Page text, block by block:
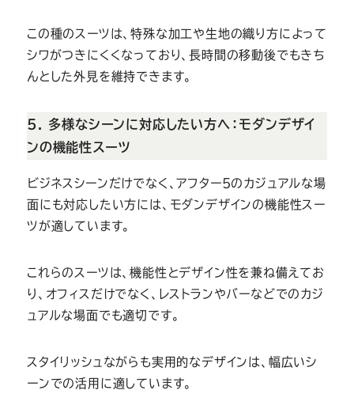
この種のスーツは、特殊な加工や生地の織り方によって
シワがつきにくくなっており、長時間の移動後でもきち
んとした外見を維持できます。
5. 多様なシーンに対応したい方へ：モダンデザイ
ンの機能性スーツ
ビジネスシーンだけでなく、アフター5のカジュアルな場
面にも対応したい方には、モダンデザインの機能性スー
ツが適しています。
これらのスーツは、機能性とデザイン性を兼ね備えてお
り、オフィスだけでなく、レストランやバーなどでのカジ
ュアルな場面でも適切です。
スタイリッシュながらも実用的なデザインは、幅広いシ
ーンでの活用に適しています。